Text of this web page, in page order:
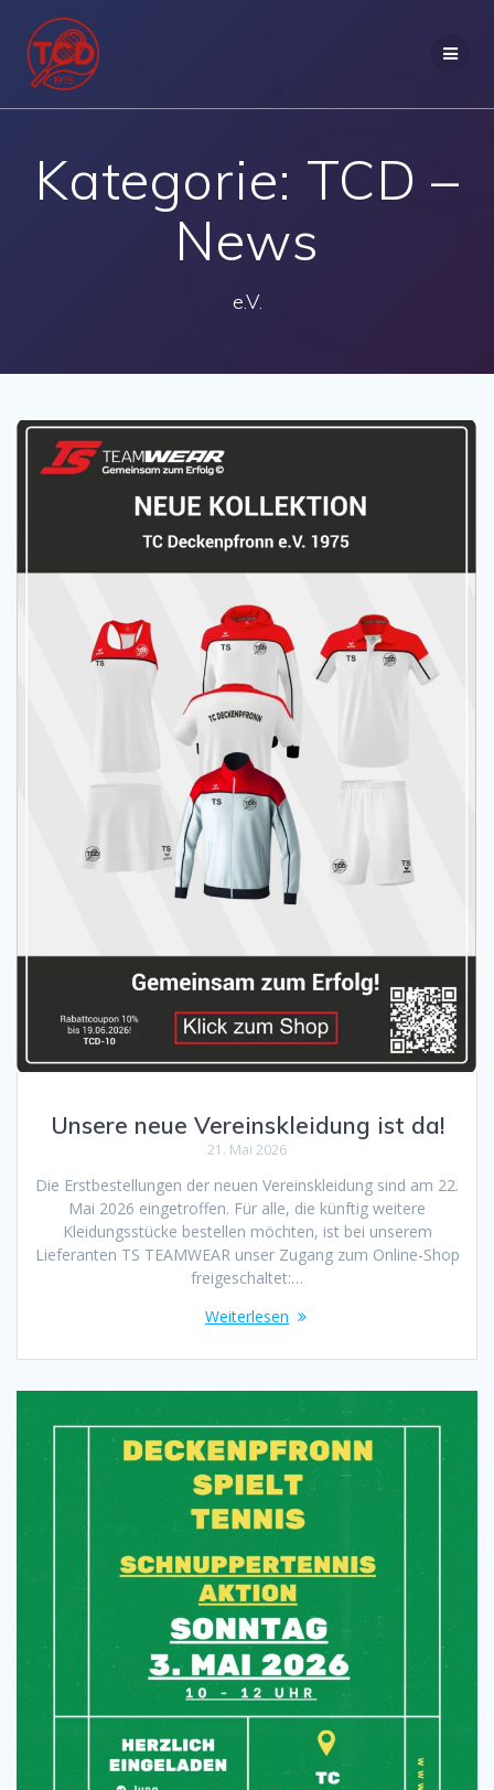
Kategorie: TCD –
News
e.V.
Unsere neue Vereinskleidung ist da!
21. Mai 2026
Die Erstbestellungen der neuen Vereinskleidung sind am 22.
Mai 2026 eingetroffen. Für alle, die künftig weitere
Kleidungsstücke bestellen möchten, ist bei unserem
Lieferanten TS TEAMWEAR unser Zugang zum Online-Shop
freigeschaltet:…
Weiterlesen